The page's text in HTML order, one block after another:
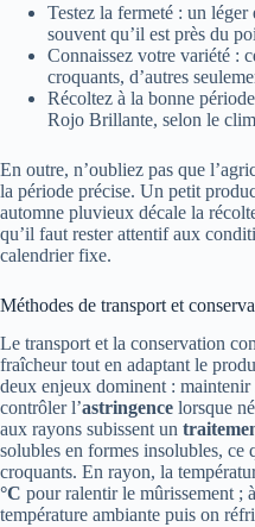
Testez la fermeté : un
souvent qu’il est près du
Connaissez votre variété :
croquants, d’autres
Récoltez à la bonne
Rojo Brillante, selon le
En outre, n’oubliez pas que
la période précise. Un petit
automne pluvieux décale la
qu’il faut rester attentif aux
calendrier fixe.
Méthodes de transport et
Le transport et la conservation
fraîcheur tout en adaptant le
deux enjeux dominent : maintenir
contrôler l’astringence lorsque
aux rayons subissent un
solubles en formes insolubles, ce
croquants. En rayon, la
°C pour ralentir le mûrissement ;
température ambiante puis on